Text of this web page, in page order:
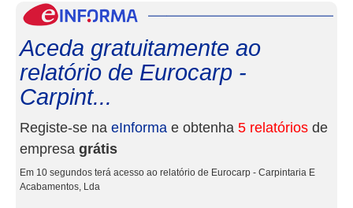
Aceda gratuitamente ao
relatório de Eurocarp -
Carpint...
Registe-se na eInforma e obtenha 5 relatórios de
empresa grátis
Em 10 segundos terá acesso ao relatório de Eurocarp - Carpintaria E
Acabamentos, Lda